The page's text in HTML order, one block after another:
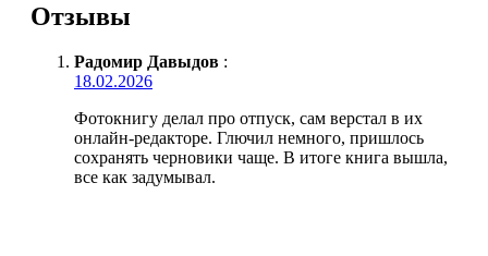
Отзывы
Радомир Давыдов :
18.02.2026
Фотокнигу делал про отпуск, сам верстал в их
онлайн-редакторе. Глючил немного, пришлось
сохранять черновики чаще. В итоге книга вышла,
все как задумывал.